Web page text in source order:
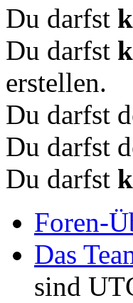
Du darfst
Du darfst
erstellen.
Du darfst
Du darfst
Du darfst
Foren-
Das
sind